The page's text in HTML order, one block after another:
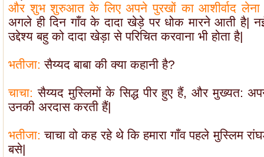
और शुभ शुरुआत के लिए अपने पुरखों का आशीर्वाद
अगले ही दिन गाँव के दादा खेड़े पर धोक मारने आती है|
उद्देश्य बहु को दादा खेड़ा से परिचित करवाना भी होता है|
भतीजा:सैय्यद बाबा की क्या कहानी है?
चाचा:सैय्यद मुस्लिमों के सिद्ध पीर हुए हैं, और मुख्यत:
उनकी अरदास करती हैं|
भतीजा: चाचा वो कह रहे थे कि हमारा गाँव पहले मुस्लिम
बसे|